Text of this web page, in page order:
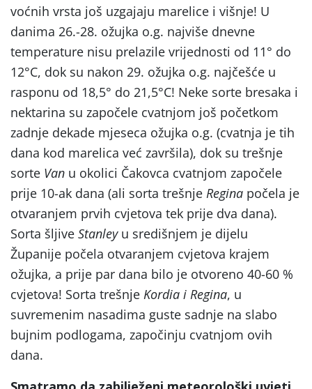
voćnih vrsta još uzgajaju marelice i višnje! U
danima 26.-28. ožujka o.g. najviše dnevne
temperature nisu prelazile vrijednosti od 11° do
12°C, dok su nakon 29. ožujka o.g. najčešće u
rasponu od 18,5° do 21,5°C! Neke sorte bresaka i
nektarina su započele cvatnjom još početkom
zadnje dekade mjeseca ožujka o.g. (cvatnja je tih
dana kod marelica već završila), dok su trešnje
sorte Van u okolici Čakovca cvatnjom započele
prije 10-ak dana (ali sorta trešnje Regina počela je
otvaranjem prvih cvjetova tek prije dva dana).
Sorta šljive Stanleyu središnjem je dijelu
Županije počela otvaranjem cvjetova krajem
ožujka, a prije par dana bilo je otvoreno 40-60 %
cvjetova! Sorta trešnje Kordia i Regina, u
suvremenim nasadima guste sadnje na slabo
bujnim podlogama, započinju cvatnjom ovih
dana.